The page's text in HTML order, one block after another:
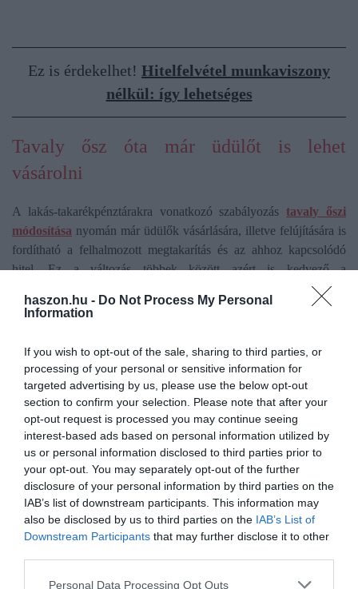
haszon.hu - Do Not Process My Personal
Information
If you wish to opt-out of the sale, sharing to third parties, or
processing of your personal or sensitive information for
targeted advertising by us, please use the below opt-out
section to confirm your selection. Please note that after your
opt-out request is processed you may continue seeing
interest-based ads based on personal information utilized by
us or personal information disclosed to third parties prior to
your opt-out. You may separately opt-out of the further
disclosure of your personal information by third parties on the
IAB’s list of downstream participants. This information may
also be disclosed by us to third parties on the IAB’s List of
Downstream Participants that may further disclose it to other
Please note that this website/app uses one or more Google
Personal Data Processing Opt Outs
Ez is érdekelhet! Hitelfelvétel munkaviszony
nélkül: így lehetséges
Tavaly ősz óta már üdülőt is lehet
vásárolni
A lakás-takarékpénztárakra vonatkozó szabályozás tavaly őszi
módosítása nyomán már üdülők vásárlására, illetve felújítására is
fordítható a felhalmozott megtakarítás és az ahhoz kapcsolódó
hitel. Ez a változás többek között azért is kedvező a
- lakáshitellel sem minden esetben finanszírozzák megvásárlásukat
a bankok.
Olvasd el ezt is!
Tóparti nyaralót vennél? Itt tartanak az árak
3 százalékos lakáshitel önerő nélkül? Így lehetséges